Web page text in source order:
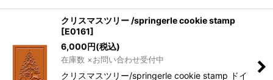
クリスマスツリー /springerle cookie stamp
[E0161]
6,000円(税込)
在庫数 ×お問い合わせ受付中
クリスマスツリー/springerle cookie stamp ドイ